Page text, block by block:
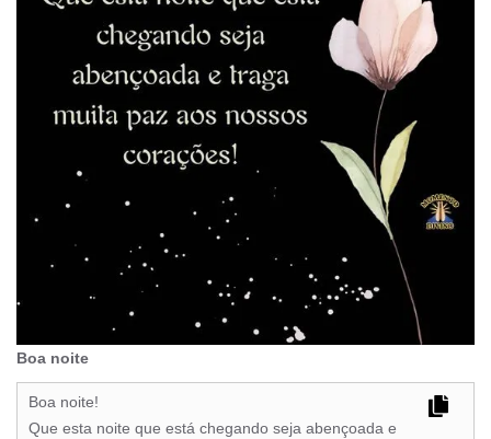
Boa noite
Boa noite!
Que esta noite que está chegando seja abençoada e